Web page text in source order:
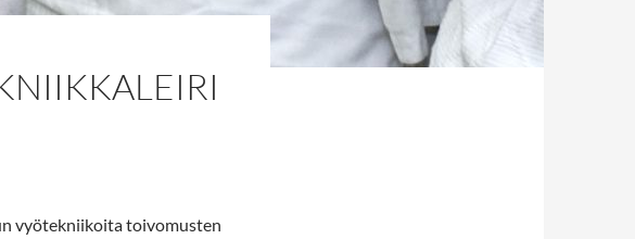
vyötekniikoita toivomusten